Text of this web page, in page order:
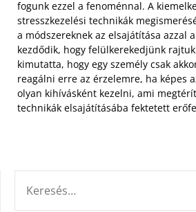
fogunk ezzel a fenoménnal. A
stresszkezelési technikák
a módszereknek az elsajátítása azzal
kezdődik, hogy felülkerekedjünk
kimutatta, hogy egy személy csak
reagálni erre az érzelemre, ha képes
olyan kihívásként kezelni, ami
technikák elsajátításába fektetett